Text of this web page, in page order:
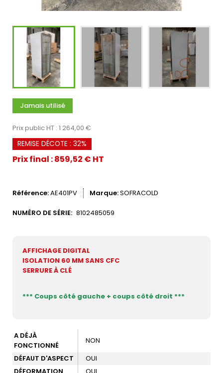
Jamais utilisé
Prix public HT : 1 264,00 €
REMISE DÉCOTE : 32%
Prix final : 859,52 € HT
Référence AE401PV Marque SOFRACOLD
NUMÉRO DE SÉRIE: 8102485059
AFFICHAGE DIGITAL
ISOLATION 60 MM SANS CFC
SERRURE À CLÉ
*** Coups côté gauche + coups côté droit ***
A DÉJÀ
FONCTIONNÉ
NON
DÉFAUT D'ASPECT
OUI